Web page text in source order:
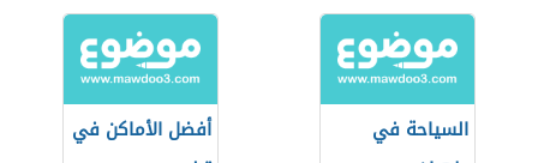
السياحة في
أفضل الأماكن في